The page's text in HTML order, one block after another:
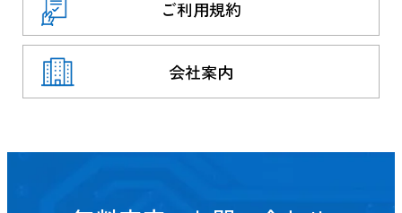
ご利用規約
会社案内